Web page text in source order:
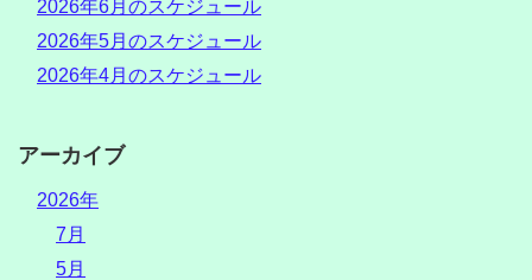
2026年6月のスケジュール
2026年5月のスケジュール
2026年4月のスケジュール
アーカイブ
2026年
7月
5月